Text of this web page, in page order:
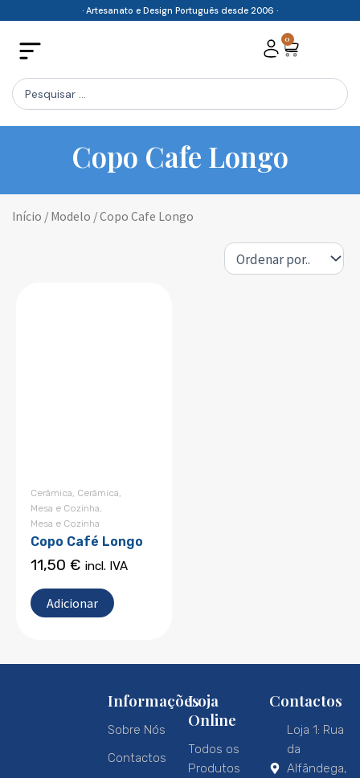
content
· Artesanato e Design Português desde 2006 ·
0
Cart
Search
...
Copo Cafe Longo
Início / Modelo / Copo Cafe Longo
Cerâmica, Cerâmica,
Mesa e Cozinha,
Mesa e Cozinha
Copo Café Longo
11,50 € incl. IVA
Adicionar
Informações
Sobre Nós
Contactos
Loja
Online
Todos os
Produtos
Contactos
Loja 1: Rua
da
Alfândega,